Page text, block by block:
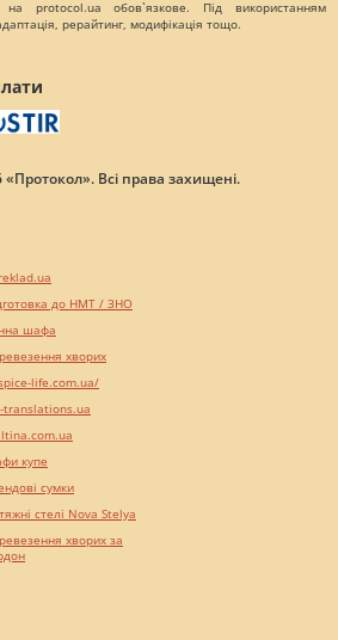
protocol.ua обов`язкове. Під використанням
рерайтинг, модифікація тощо.
Всі права захищені.
до НМТ / ЗНО
шафа
хворих
life.com.ua/
translations.ua
купе
сумки
стелі Nova Stelya
хворих за